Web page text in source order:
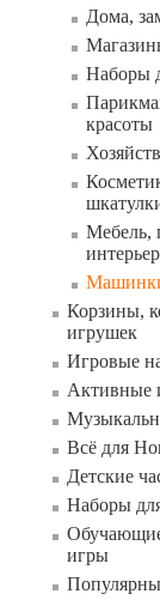
Дома,
Наборы
красоты
Мебель,
Корзины,
игрушек
Игровые
Активные
Всё для
Детские
Наборы
игры